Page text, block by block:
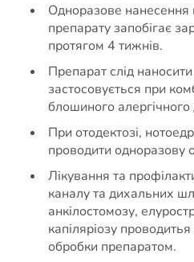
Одноразове нанесення
препарату запобігає
протягом 4 тижнів.
Препарат слід
застосовується при
блошиного алергічного
При отодектозі,
проводити одноразову
Лікування та
каналу та дихальних
анкілостомозу,
капіляріозу
обробки препаратом.